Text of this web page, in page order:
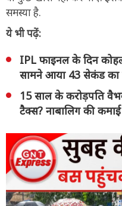
समस्या है.
ये भी पढ़ें:
IPL फाइनल के दिन
सामने आया 43 सेकंड का
15 साल के करोड़पति
टैक्स? नाबालिग की